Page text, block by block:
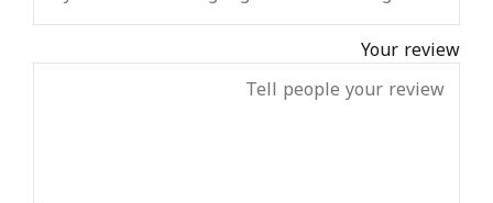
Your review